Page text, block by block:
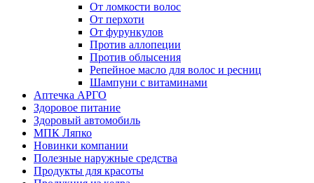
От ломкости волос
От перхоти
От фурункулов
Против аллопеции
Против облысения
Репейное масло для волос и ресниц
Шампуни с витаминами
Аптечка АРГО
Здоровое питание
Здоровый автомобиль
МПК Ляпко
Новинки компании
Полезные наружные средства
Продукты для красоты